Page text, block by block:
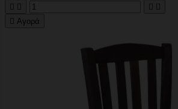
   
 Αγορά